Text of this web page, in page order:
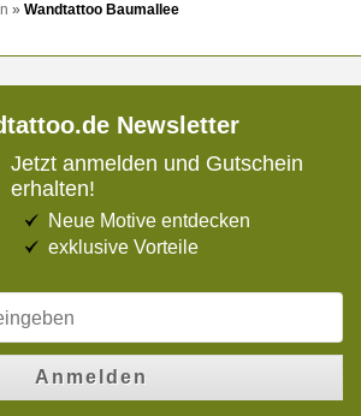
» Wandtattoo Baumallee
Newsletter
Jetzt anmelden und Gutschein
erhalten!
Neue Motive entdecken
exklusive Vorteile
Anmelden